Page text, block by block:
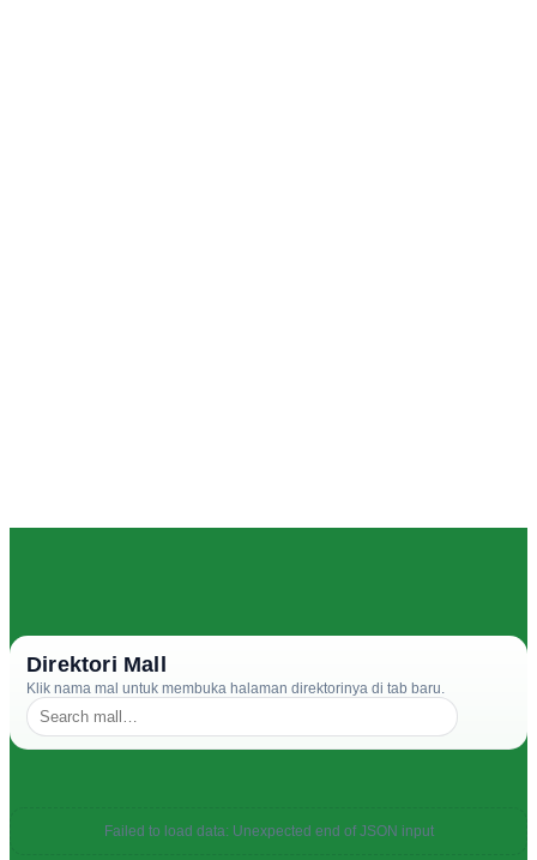
Direktori Mall
Klik nama mal untuk membuka halaman direktorinya di tab baru.
Failed to load data: Unexpected end of JSON input